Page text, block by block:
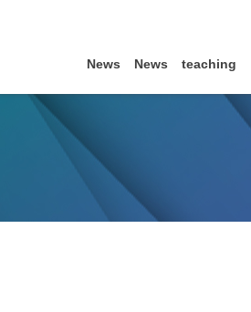
News News teaching